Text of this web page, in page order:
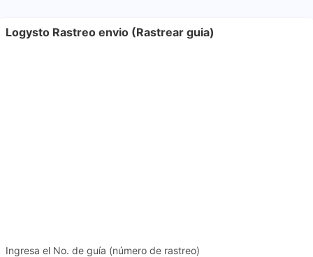
Logysto Rastreo envio (Rastrear guia)
Ingresa el No. de guía (número de rastreo)